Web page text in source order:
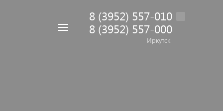
8 (3952) 557-010
8 (3952) 557-000
Иркутск